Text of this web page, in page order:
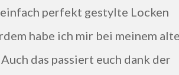
perfekt gestylte Locken
habe ich mir bei meinem
das passiert euch dank der